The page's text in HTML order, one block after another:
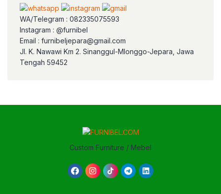
WA/Telegram : 082335075593
Instagram : @furnibel
Email : furnibeljepara@gmail.com
Jl. K. Nawawi Km 2. Sinanggul-Mlonggo-Jepara, Jawa
Tengah 59452
Custom Furniture / Mebel